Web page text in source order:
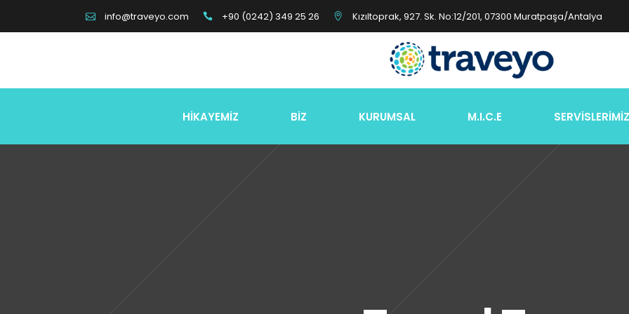
info@traveyo.com +90 (0242) 349 25 26 Kızıltoprak, 927. Sk. No:12/201, 07300 Muratpaşa/Antalya
HİKAYEMİZ BİZ KURUMSAL M.I.C.E SERVİSLERİMİZ